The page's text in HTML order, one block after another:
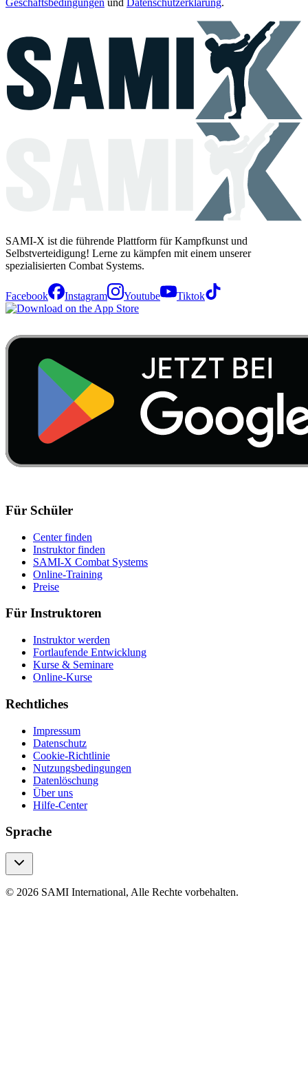
Geschäftsbedingungen und Datenschutzerklärung.
SAMI-X ist die führende Plattform für Kampfkunst und
Selbstverteidigung! Lerne zu kämpfen mit einem unserer
spezialisierten Combat Systems.
Facebook Instagram Youtube Tiktok
Für Schüler
Center finden
Instruktor finden
SAMI-X Combat Systems
Online-Training
Preise
Für Instruktoren
Instruktor werden
Fortlaufende Entwicklung
Kurse & Seminare
Online-Kurse
Rechtliches
Impressum
Datenschutz
Cookie-Richtlinie
Nutzungsbedingungen
Datenlöschung
Über uns
Hilfe-Center
Sprache
© 2026 SAMI International, Alle Rechte vorbehalten.